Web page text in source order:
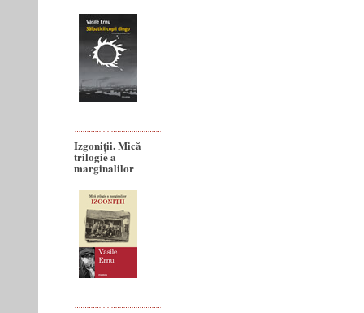
Izgoniții. Mică
trilogie a
marginalilor